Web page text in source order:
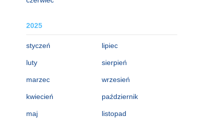
2025
styczeń
luty
marzec
kwiecień
maj
lipiec
sierpień
wrzesień
październik
listopad